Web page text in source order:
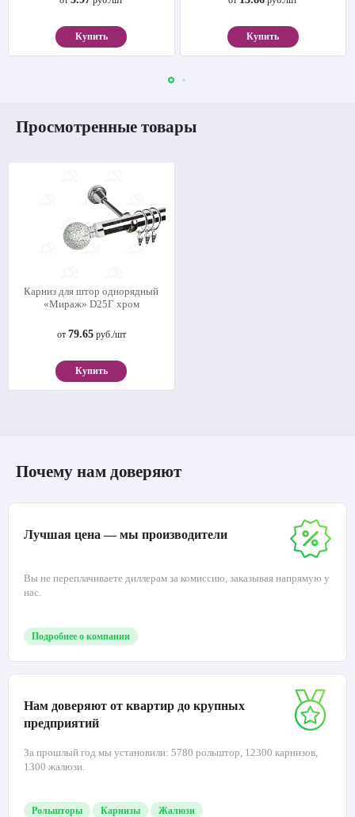
Купить Купить
Просмотренные товары
Карниз для штор однорядный
«Мираж» D25Г хром
от 79.65руб./шт
Купить
Почему нам доверяют
Лучшая цена — мы производители
Вы не переплачиваете диллерам за комиссию, заказывая напрямую у
нас.
Подробнее о компании
Нам доверяют от квартир до крупных
предприятий
За прошлый год мы установили: 5780 рольштор, 12300 карнизов,
1300 жалюзи.
Рольшторы Карнизы Жалюзи